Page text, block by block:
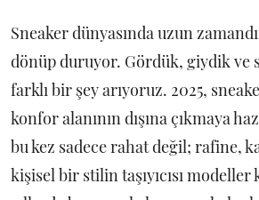
Sneaker dünyasında uzun
dönüp duruyor. Gördük, giydik ve
farklı bir şey arıyoruz. 2025,
konfor alanının dışına çıkmaya
bu kez sadece rahat değil; rafine,
kişisel bir stilin taşıyıcısı